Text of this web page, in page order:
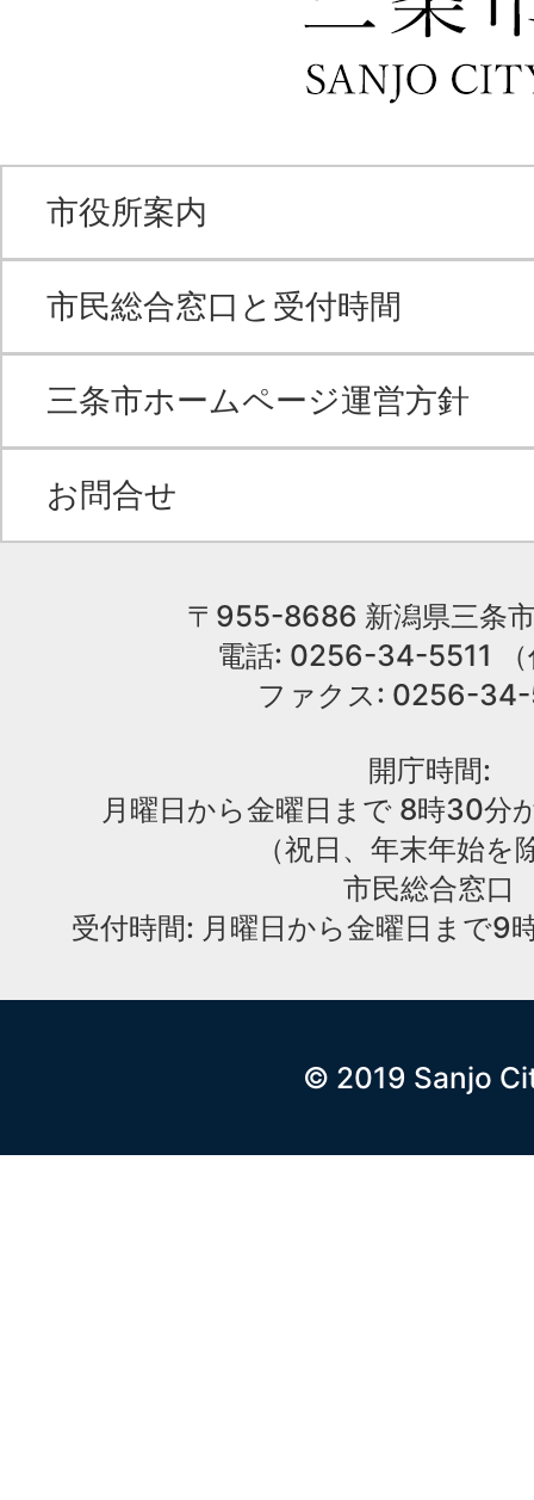
市役所案内
市民総合窓口と受付時間
三条市ホームページ運営方針
お問合せ
〒955-8686 新潟県三条
電話: 0256-34-5511
ファクス: 0256-
開庁時間:
月曜日から金曜日まで 8時30分
（祝日、年末年始を
市民総合窓口
受付時間: 月曜日から金曜日まで9
© 2019 Sanjo